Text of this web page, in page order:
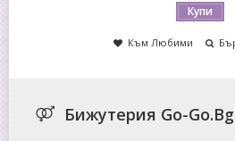
Купи
Към Любими
Бижутерия Go-Go.Bg